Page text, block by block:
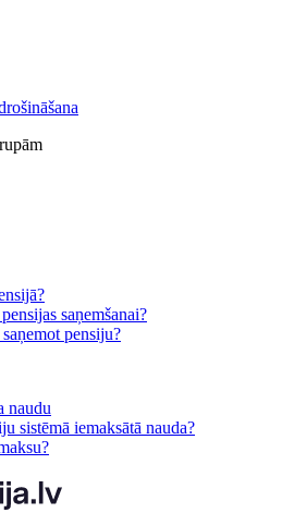
saņemšanai?
pensiju?
naudu
sistēmā iemaksātā nauda?